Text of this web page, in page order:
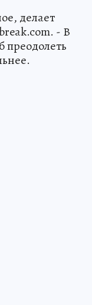
делает
- В
преодолеть